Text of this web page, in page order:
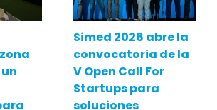
Simed 2026 abre la
convocatoria de la
V Open Call For
Startups para
soluciones